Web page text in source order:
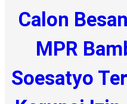
Calon
MPR
Soesatyo